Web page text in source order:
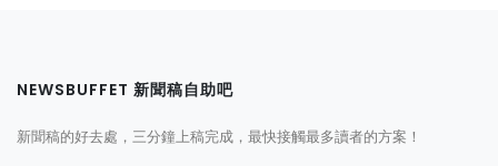
NEWSBUFFET 新聞稿自助吧
新聞稿的好去處，三分鐘上稿完成，最快接觸最多讀者的方案！